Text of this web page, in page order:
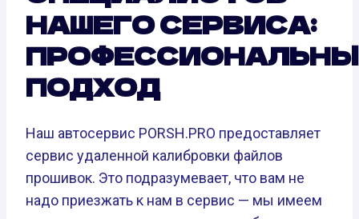
НАШЕГО СЕРВИСА:
ПОДХОД
Наш автосервис PORSH.PRO предоставляет
сервис удаленной калибровки файлов
прошивок. Это подразумевает, что вам не
надо приезжать к нам в сервис — мы имеем